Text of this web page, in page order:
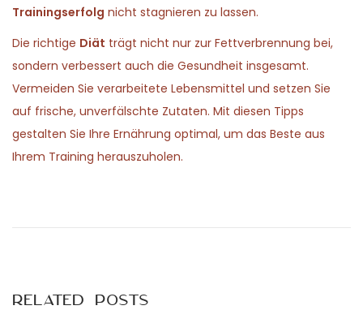
Trainingserfolg nicht stagnieren zu lassen.
Die richtige Diät trägt nicht nur zur Fettverbrennung bei,
sondern verbessert auch die Gesundheit insgesamt.
Vermeiden Sie verarbeitete Lebensmittel und setzen Sie
auf frische, unverfälschte Zutaten. Mit diesen Tipps
gestalten Sie Ihre Ernährung optimal, um das Beste aus
Ihrem Training herauszuholen.
s
o
a
Related Posts